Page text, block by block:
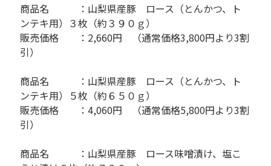
商品名 ：山梨県産豚 ロース（とんかつ、ト
ンテキ用）３枚（約３９０ｇ）
販売価格 ：2,660円 （通常価格3,800円より3割
引）
商品名 ：山梨県産豚 ロース（とんかつ、ト
ンテキ用）５枚（約６５０ｇ）
販売価格 ：4,060円 （通常価格5,800円より3割
引）
商品名 ：山梨県産豚 ロース味噌漬け、塩こ